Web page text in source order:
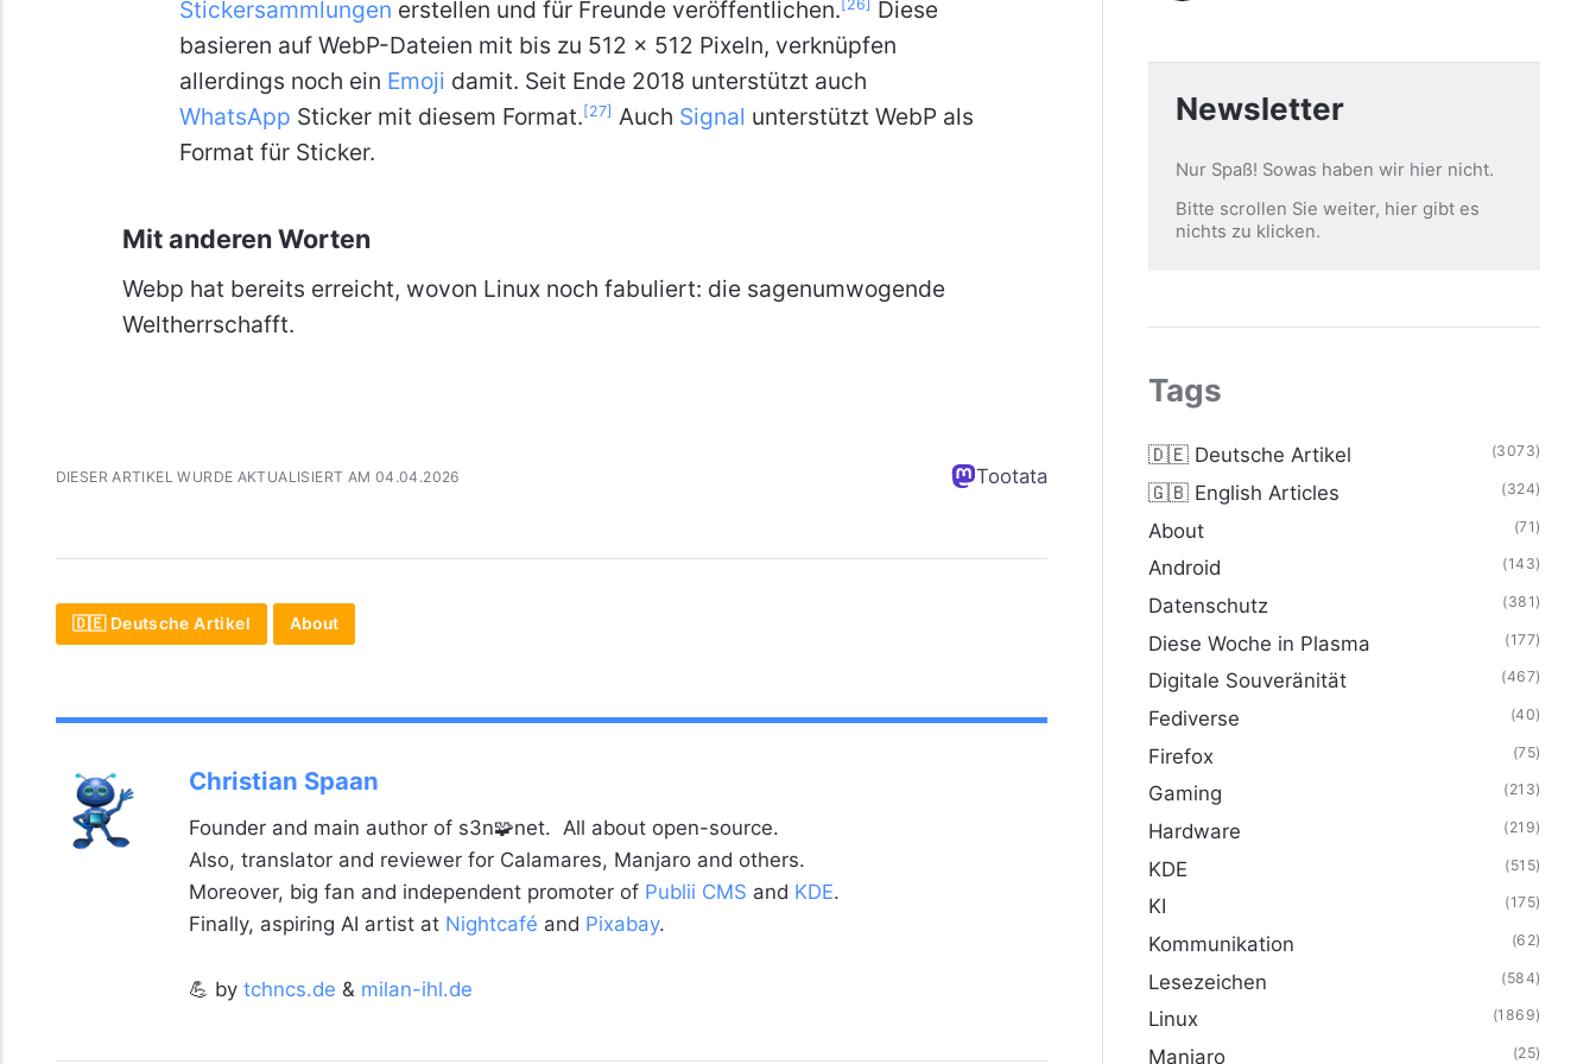
Stickersammlungen erstellen und für Freunde veröffentlichen.
Diese
basieren auf WebP-Dateien mit bis zu 512 × 512 Pixeln, verknüpfen
allerdings noch ein Emoji damit. Seit Ende 2018 unterstützt auch
WhatsApp Sticker mit diesem Format.[27] Auch Signal unterstützt WebP als
Format für Sticker.
Mit anderen Worten
Webp hat bereits erreicht, wovon Linux noch fabuliert: die sagenumwogende
Weltherrschafft.
DIESER ARTIKEL WURDE AKTUALISIERT AM 04.04.2026 Tootata
🇩🇪 Deutsche Artikel About
Christian Spaan
Founder and main author of s3n🧩net. All about open-source.
Also, translator and reviewer for Calamares, Manjaro and others.
Moreover, big fan and independent promoter of Publii CMS and KDE.
Finally, aspiring AI artist at Nightcafé and Pixabay.
💪 by tchncs.de & milan-ihl.de
Newsletter
Nur Spaß! Sowas haben wir hier nicht.
Bitte scrollen Sie weiter, hier gibt es
nichts zu klicken.
Tags
🇩🇪 Deutsche Artikel (3073)
🇬🇧 English Articles (324)
About (71)
Android (143)
Datenschutz (381)
Diese Woche in Plasma (177)
Digitale Souveränität (467)
Fediverse (40)
Firefox (75)
Gaming (213)
Hardware (219)
KDE (515)
KI (175)
Kommunikation (62)
Lesezeichen (584)
Linux (1869)
Manjaro (25)